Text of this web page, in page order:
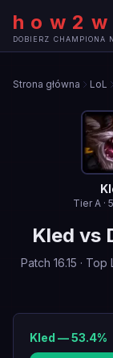
DOBIERZ CHAMPIONA
Strona główna LoL
TierA·
Kled vs
Patch 16.15 · Top
Kled —53.4%